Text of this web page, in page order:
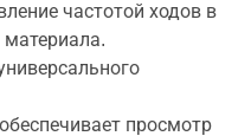
частотой ходов в
материала.
просмотр